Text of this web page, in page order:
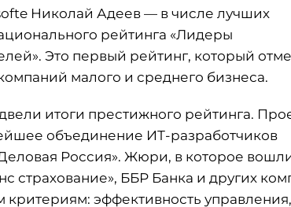
Николай Адеев — в числе лучших
рейтинга «Лидеры
. Это первый рейтинг, который
малого и среднего бизнеса.
итоги престижного рейтинга.
объединение ИТ-разработчиков
Россия». Жюри, в которое
страхование», ББР Банка и других
критериям: эффективность управления,